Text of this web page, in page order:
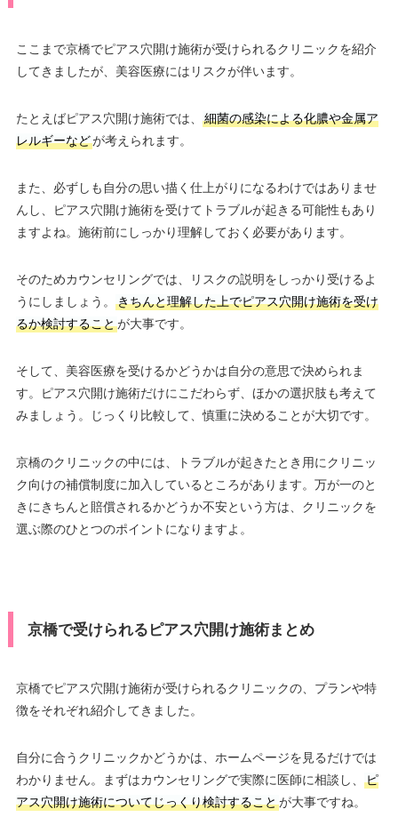
ここまで京橋でピアス穴開け施術が受けられるクリニックを紹介
してきましたが、美容医療にはリスクが伴います。
たとえばピアス穴開け施術では、
細菌の感染による化膿や金属ア
レルギーなどが考えられます。
また、必ずしも自分の思い描く仕上がりになるわけではありませ
んし、ピアス穴開け施術を受けてトラブルが起きる可能性もあり
ますよね。施術前にしっかり理解しておく必要があります。
そのためカウンセリングでは、リスクの説明をしっかり受けるよ
うにしましょう。
きちんと理解した上でピアス穴開け施術を受け
るか検討することが大事です。
そして、美容医療を受けるかどうかは自分の意思で決められま
す。ピアス穴開け施術だけにこだわらず、ほかの選択肢も考えて
みましょう。じっくり比較して、慎重に決めることが大切です。
京橋のクリニックの中には、トラブルが起きたとき用にクリニッ
ク向けの補償制度に加入しているところがあります。万が一のと
きにきちんと賠償されるかどうか不安という方は、クリニックを
選ぶ際のひとつのポイントになりますよ。
京橋で受けられるピアス穴開け施術まとめ
京橋でピアス穴開け施術が受けられるクリニックの、プランや特
徴をそれぞれ紹介してきました。
自分に合うクリニックかどうかは、ホームページを見るだけでは
わかりません。まずはカウンセリングで実際に医師に相談し、
ピ
アス穴開け施術についてじっくり検討することが大事ですね。